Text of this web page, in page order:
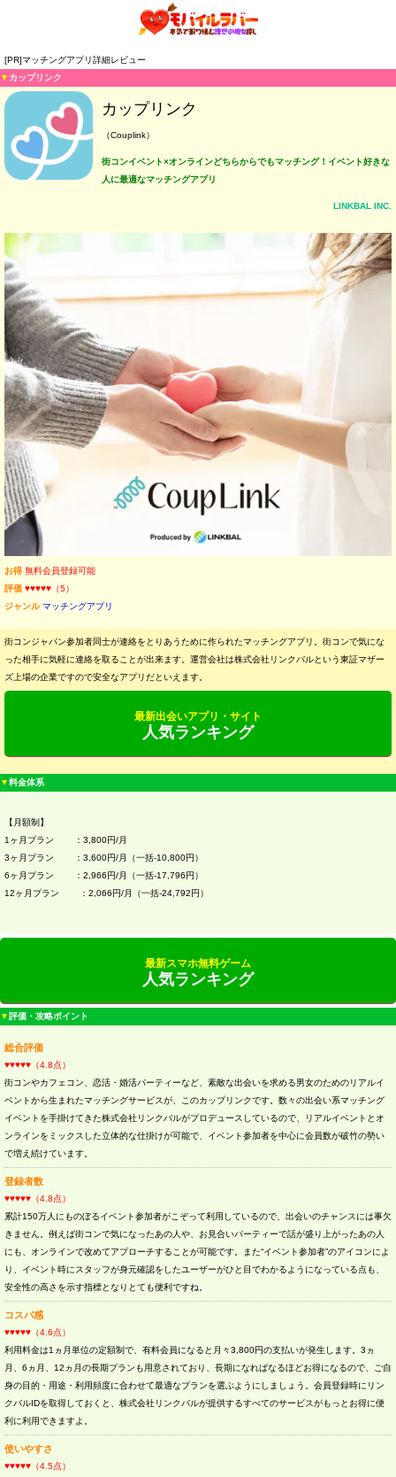
[PR]マッチングアプリ詳細レビュー
▼ カップリンク
カップリンク
（Couplink）
街コンイベント×オンラインどちらからでもマッチング！イベント好きな
人に最適なマッチングアプリ
LINKBAL INC.
お得 無料会員登録可能
評価 ♥♥♥♥♥（5）
ジャンル マッチングアプリ
街コンジャパン参加者同士が連絡をとりあうために作られたマッチングアプリ。街コンで気にな
った相手に気軽に連絡を取ることが出来ます。運営会社は株式会社リンクバルという東証マザー
ズ上場の企業ですので安全なアプリだといえます。
最新出会いアプリ・サイト
人気ランキング
▼料金体系
【月額制】
1ヶ月プラン ：3,800円/月
3ヶ月プラン ：3,600円/月（一括-10,800円）
6ヶ月プラン ：2,966円/月（一括-17,796円）
12ヶ月プラン ：2,066円/月（一括-24,792円）
最新スマホ無料ゲーム
人気ランキング
▼評価・攻略ポイント
総合評価
♥♥♥♥♥（4.8点）
街コンやカフェコン、恋活・婚活パーティーなど、素敵な出会いを求める男女のためのリアルイ
ベントから生まれたマッチングサービスが、このカップリンクです。数々の出会い系マッチング
イベントを手掛けてきた株式会社リンクバルがプロデュースしているので、リアルイベントとオ
ンラインをミックスした立体的な仕掛けが可能で、イベント参加者を中心に会員数が破竹の勢い
で増え続けています。
登録者数
♥♥♥♥♥（4.8点）
累計150万人にものぼるイベント参加者がこぞって利用しているので、出会いのチャンスには事欠
きません。例えば街コンで気になったあの人や、お見合いパーティーで話が盛り上がったあの人
にも、オンラインで改めてアプローチすることが可能です。また“イベント参加者”のアイコンによ
り、イベント時にスタッフが身元確認をしたユーザーがひと目でわかるようになっている点も、
安全性の高さを示す指標となりとても便利ですね。
コスパ感
♥♥♥♥♥（4.6点）
利用料金は1ヵ月単位の定額制で、有料会員になると月々3,800円の支払いが発生します。3ヵ
月、6ヵ月、12ヵ月の長期プランも用意されており、長期になればなるほどお得になるので、ご自
身の目的・用途・利用頻度に合わせて最適なプランを選ぶようにしましょう。会員登録時にリン
クバルIDを取得しておくと、株式会社リンクバルが提供するすべてのサービスがもっとお得に便
利に利用できますよ。
使いやすさ
♥♥♥♥♥（4.5点）